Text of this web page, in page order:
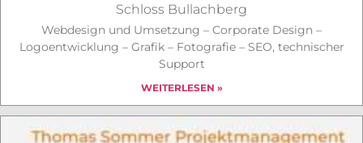
Schloss Bullachberg
Webdesign und Umsetzung – Corporate Design –
Logoentwicklung – Grafik – Fotografie – SEO, technischer
Support
WEITERLESEN »